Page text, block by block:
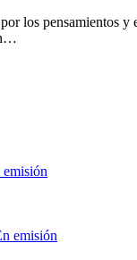
pensamientos y
emisión
emisión